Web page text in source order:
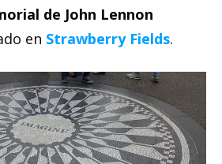
de John Lennon
en Strawberry Fields.